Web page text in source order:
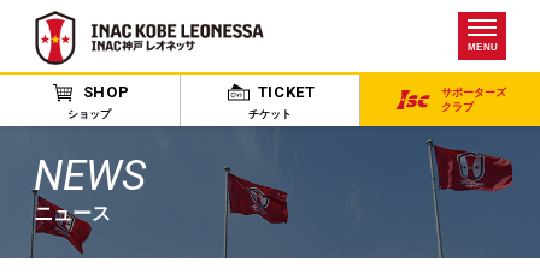
MENU
SHOP
ショップ
TICKET
チケット
サポーターズ
クラブ
NEWS
ニュース